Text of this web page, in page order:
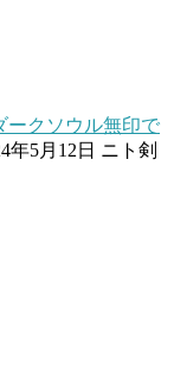
ークソウル無印で
年5月12日 ニト剣